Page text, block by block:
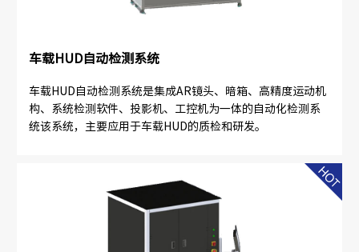
车载HUD自动检测系统
车载HUD自动检测系统是集成AR镜头、暗箱、高精度运动机
构、系统检测软件、投影机、工控机为一体的自动化检测系
统该系统，主要应用于车载HUD的质检和研发。